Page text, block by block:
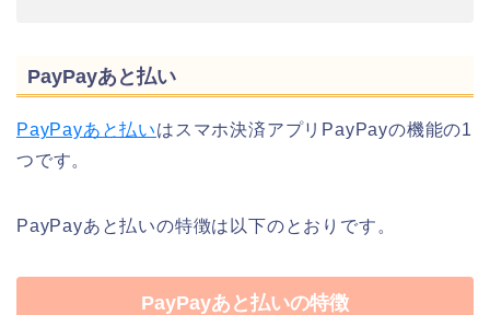
PayPayあと払い
PayPayあと払いはスマホ決済アプリPayPayの機能の1
つです。
PayPayあと払いの特徴は以下のとおりです。
PayPayあと払いの特徴